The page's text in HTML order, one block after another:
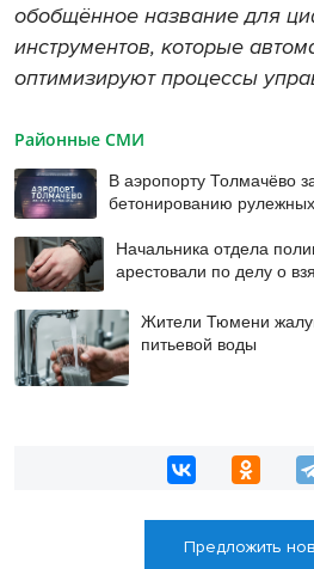
обобщённое название для
инструментов, которые
оптимизируют процессы
Районные СМИ
В аэропорту Толмачёво
бетонированию
Начальника отдела
арестовали по делу о
Жители Тюмени
питьевой воды
Предложить